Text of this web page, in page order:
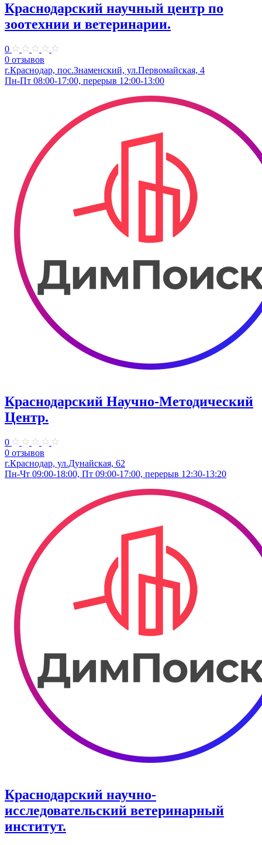
Краснодарский научный центр по
зоотехнии и ветеринарии.
0
0 отзывов
г.Краснодар, пос.Знаменский, ул.Первомайская, 4
Пн-Пт 08:00-17:00, перерыв 12:00-13:00
Краснодарский Научно-Методический
Центр.
0
0 отзывов
г.Краснодар, ул.​Дунайская, 62
Пн-Чт 09:00-18:00, Пт 09:00-17:00, перерыв 12:30-13:20
Краснодарский научно-
исследовательский ветеринарный
институт.